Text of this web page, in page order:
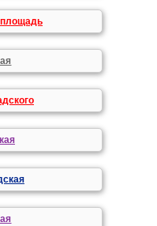
площадь